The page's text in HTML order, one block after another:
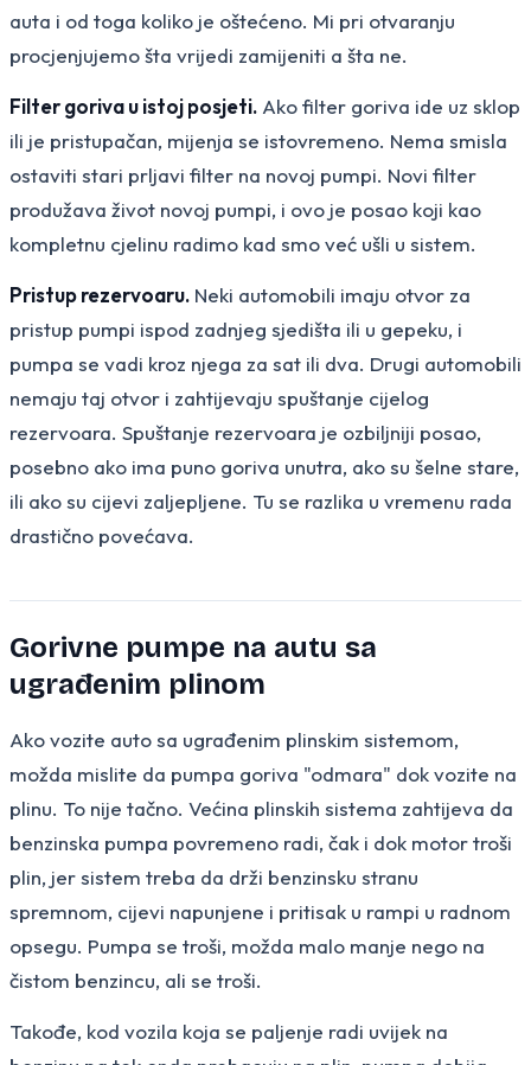
auta i od toga koliko je oštećeno. Mi pri otvaranju
procjenjujemo šta vrijedi zamijeniti a šta ne.
Filter goriva u istoj posjeti. Ako filter goriva ide uz sklop
ili je pristupačan, mijenja se istovremeno. Nema smisla
ostaviti stari prljavi filter na novoj pumpi. Novi filter
produžava život novoj pumpi, i ovo je posao koji kao
kompletnu cjelinu radimo kad smo već ušli u sistem.
Pristup rezervoaru. Neki automobili imaju otvor za
pristup pumpi ispod zadnjeg sjedišta ili u gepeku, i
pumpa se vadi kroz njega za sat ili dva. Drugi automobili
nemaju taj otvor i zahtijevaju spuštanje cijelog
rezervoara. Spuštanje rezervoara je ozbiljniji posao,
posebno ako ima puno goriva unutra, ako su šelne stare,
ili ako su cijevi zaljepljene. Tu se razlika u vremenu rada
drastično povećava.
Gorivne pumpe na autu sa
ugrađenim plinom
Ako vozite auto sa ugrađenim plinskim sistemom,
možda mislite da pumpa goriva "odmara" dok vozite na
plinu. To nije tačno. Većina plinskih sistema zahtijeva da
benzinska pumpa povremeno radi, čak i dok motor troši
plin, jer sistem treba da drži benzinsku stranu
spremnom, cijevi napunjene i pritisak u rampi u radnom
opsegu. Pumpa se troši, možda malo manje nego na
čistom benzincu, ali se troši.
Takođe, kod vozila koja se paljenje radi uvijek na